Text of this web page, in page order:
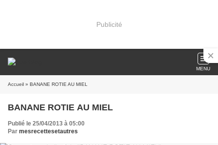
Publicité
MENU
Accueil » BANANE ROTIE AU MIEL
BANANE ROTIE AU MIEL
Publié le 25/04/2013 à 05:00
Par mesrecettesetautres